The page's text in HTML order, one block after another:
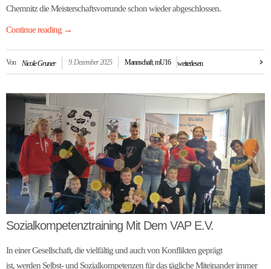
Chemnitz die Meisterschaftsvorrunde schon wieder abgeschlossen.
Continue reading →
Von Nicole Gruner 9. Dezember 2025 Mannschaft,mU16 weiterlesen
Sozialkompetenztraining Mit Dem VAP E.V.
In einer Gesellschaft, die vielfältig und auch von Konflikten geprägt
ist, werden Selbst- und Sozialkompetenzen für das tägliche Miteinander immer